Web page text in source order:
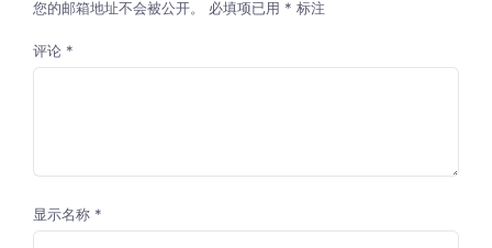
您的邮箱地址不会被公开。 必填项已用 * 标注
评论 *
显示名称 *